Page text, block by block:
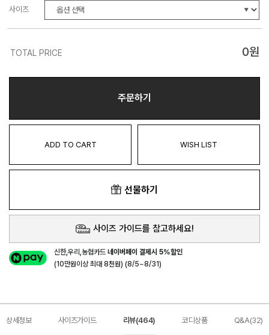
사이즈
TOTAL PRICE 0원
주문하기
ADD TO CART WISH LIST
선물하기
사이즈 가이드를 참고하세요!
신한,우리,농협카드네이버페이 결제시 5%할인
(10만원이상 최대 8천원) (8/5~8/31)
상세정보 사이즈가이드 리뷰(464) 코디상품 Q&A(32)